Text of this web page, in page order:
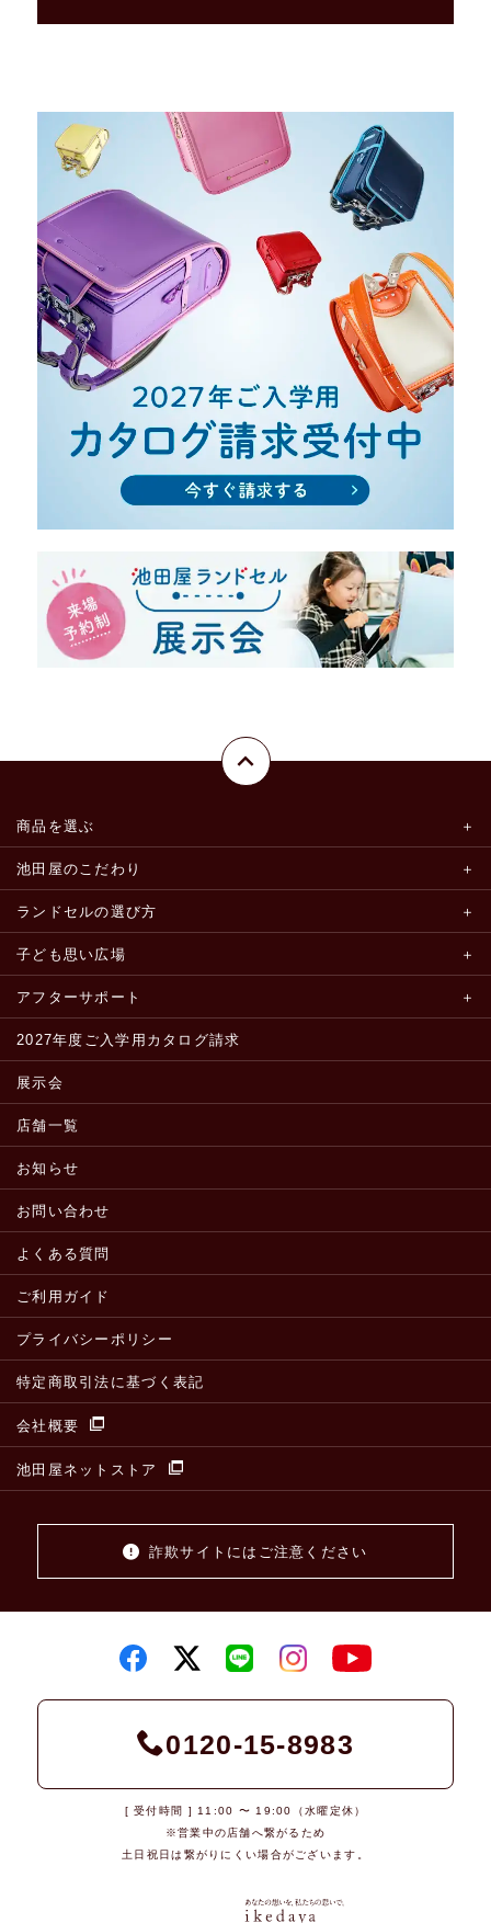
商品を選ぶ
池田屋のこだわり
ランドセルの選び方
子ども思い広場
アフターサポート
2027年度ご入学用カタログ請求
展示会
店舗一覧
お知らせ
お問い合わせ
よくある質問
ご利用ガイド
プライバシーポリシー
特定商取引法に基づく表記
会社概要
池田屋ネットストア
詐欺サイトにはご注意ください
0120-15-8983
[ 受付時間 ] 11:00 〜 19:00（水曜定休）
※営業中の店舗へ繋がるため
土日祝日は繋がりにくい場合がございます。